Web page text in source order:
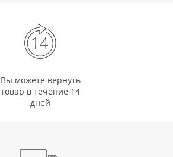
Вы можете вернуть
товар в течение 14
дней